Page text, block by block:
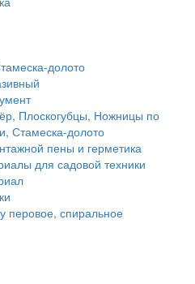
долото
Плоскогубцы, Ножницы по
Стамеска-долото
пены и герметика
для садовой техники
перовое, спиральное